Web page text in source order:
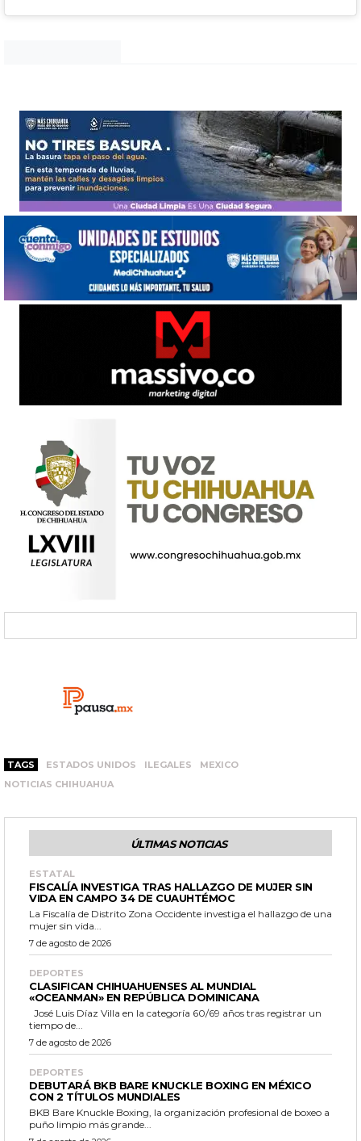
TAGS ESTADOS UNIDOS ILEGALES
MEXICO
NOTICIAS CHIHUAHUA
ÚLTIMAS NOTICIAS
ESTATAL
FISCALÍA INVESTIGA TRAS HALLAZGO DE MUJER SIN
VIDA EN CAMPO 34 DE CUAUHTÉMOC
La Fiscalía de Distrito Zona Occidente investiga el hallazgo de una
mujer sin vida...
7 de agosto de 2026
DEPORTES
CLASIFICAN CHIHUAHUENSES AL MUNDIAL
«OCEANMAN» EN REPÚBLICA DOMINICANA
tiempo de...
7 de agosto de 2026
DEPORTES
DEBUTARÁ BKB BARE KNUCKLE BOXING EN MÉXICO
CON 2 TÍTULOS MUNDIALES
BKB Bare Knuckle Boxing, la organización profesional de boxeo a
puño limpio más grande...